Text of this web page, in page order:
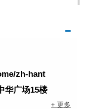
zh-hant
华广场15楼
+ 更多